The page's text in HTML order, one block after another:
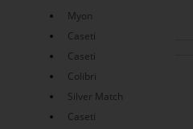
Myon
Caseti
Caseti
Colibri
Silver Match
Caseti